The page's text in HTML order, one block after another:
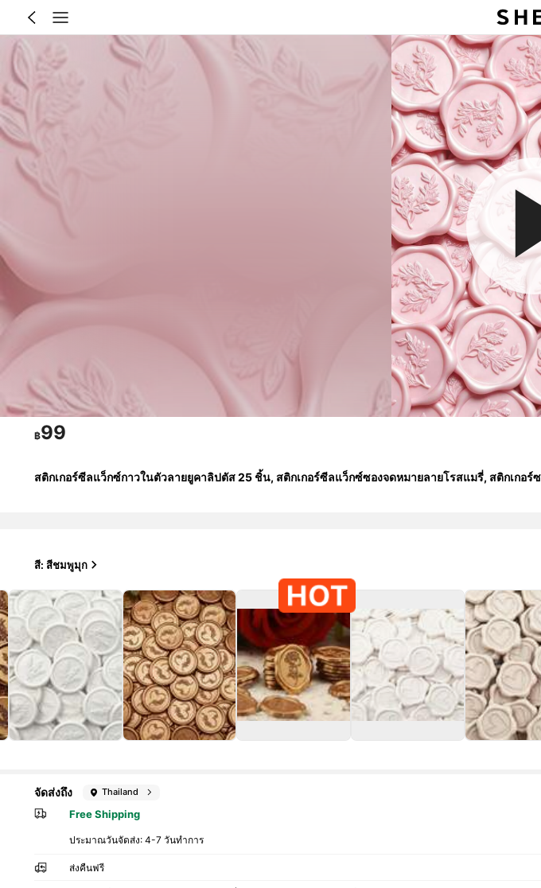
฿99
สติกเกอร์ซีลแว็กซ์กาวในตัวลายยูคาลิปตัส 25 ชิ้น, สติกเกอร์ซีลแว็กซ์ซองจดหมายลายโรสแมรี่, สติกเกอ
สี: สีชมพูมุก
จัดส่งถึง Thailand
Free Shipping
ประมาณวันจัดส่ง:4-7 วันทำการ
ส่งคืนฟรี